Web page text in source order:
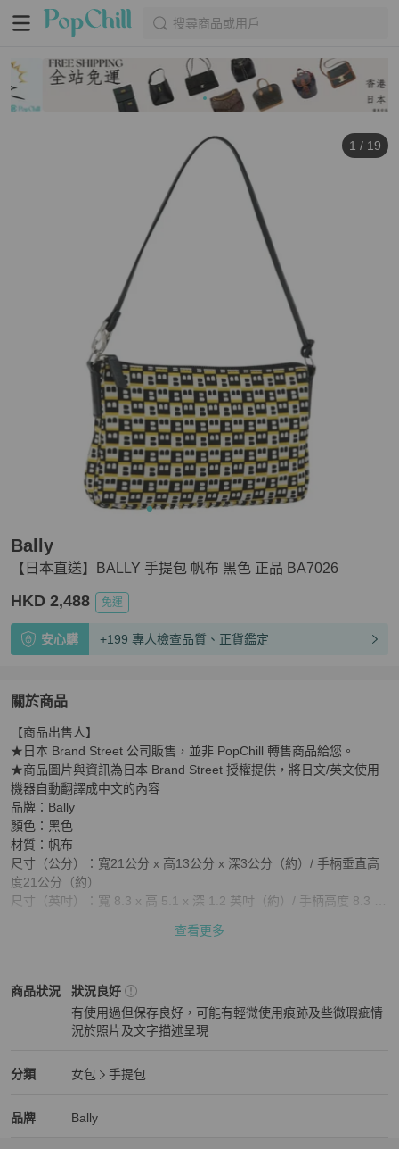
搜尋商品或用戶
1 / 19
【日本直送】BALLY 手提包 帆布 黑色 正品 BA7026
Bally
HKD 2,488 免運
安心購 +199 專人檢查品質、正貨鑑定
關於商品
關於【日本直送】BALLY 手提包 帆布 黑色 正品 BA7026
【商品出售人】
★日本 Brand Street 公司販售，並非 PopChill 轉售商品給您。
★商品圖片與資訊為日本 Brand Street 授權提供，將日文/英文使用
機器自動翻譯成中文的內容
品牌：Bally
顏色：黑色
材質：帆布
尺寸（公分）：寬21公分 x 高13公分 x 深3公分（約）/ 手柄垂直高
度21公分（約）
尺寸（英吋）：寬 8.3 x 高 5.1 x 深 1.2 英吋（約）/ 手柄高度 8.3 英
序號：-
狀態 :
內部：輕微摩擦
查看更多
商品狀況
Bally女包 商品狀態與細節
狀況良好
有使用過但保存良好，可能有輕微使用痕跡及些微瑕疵情
況於照片及文字描述呈現
分類
Bally 分類資訊
女包
手提包
品牌
Bally 女包品牌介紹
Bally
Bally 推薦清單